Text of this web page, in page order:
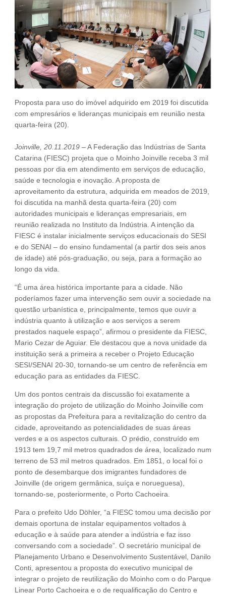
Fale Conosco
NOSSAS ASSOCIADAS
SEJA UM ASSOCIADO
VAGAS
Proposta para uso do imóvel adquirido em 2019 foi discutida
com empresários e lideranças municipais em reunião nesta
quarta-feira (20).
Joinville, 20.11.2019 – A Federação das Indústrias de Santa
Catarina (FIESC) projeta que o Moinho Joinville receba 3 mil
pessoas por dia em atendimento em serviços de educação,
saúde e tecnologia e inovação. A proposta de
aproveitamento da estrutura, adquirida em meados de 2019,
foi discutida na manhã desta quarta-feira (20) com
autoridades municipais e lideranças empresariais, em
reunião realizada no Instituto da Indústria. A intenção da
FIESC é instalar inicialmente serviços educacionais do SESI
e do SENAI – do ensino fundamental (a partir dos seis anos
de idade) até pós-graduação, ou seja, para a formação ao
longo da vida.
“É uma área histórica importante para a cidade. Não
poderíamos fazer uma intervenção sem ouvir a sociedade na
questão urbanística e, principalmente, temos que ouvir a
indústria quanto à utilização e aos serviços a serem
prestados naquele espaço”, afirmou o presidente da FIESC,
Mario Cezar de Aguiar. Ele destacou que a nova unidade da
instituição será a primeira a receber o Projeto Educação
SESI/SENAI 20-30, tornando-se um centro de referência em
educação para as entidades da FIESC.
Um dos pontos centrais da discussão foi exatamente a
integração do projeto de utilização do Moinho Joinville com
as propostas da Prefeitura para a revitalização do centro da
cidade, aproveitando as potencialidades de suas áreas
verdes e a os aspectos culturais. O prédio, construído em
1913 tem 19,7 mil metros quadrados de área, localizado num
terreno de 53 mil metros quadrados. Em 1851, o local foi o
ponto de desembarque dos imigrantes fundadores de
Joinville (de origem germânica, suíça e norueguesa),
tornando-se, posteriormente, o Porto Cachoeira.
Para o prefeito Udo Döhler, “a FIESC tomou uma decisão por
demais oportuna de instalar equipamentos voltados à
educação e à saúde para atender a indústria e faz isso
conversando com a sociedade”. O secretário municipal de
Planejamento Urbano e Desenvolvimento Sustentável, Danilo
Conti, apresentou a proposta do executivo municipal de
integrar o projeto de reutilização do Moinho com o do Parque
Linear Porto Cachoeira e o de requalificação do Centro e